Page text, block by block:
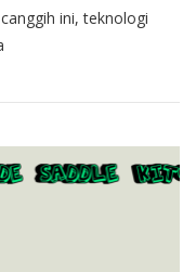
ini, teknologi